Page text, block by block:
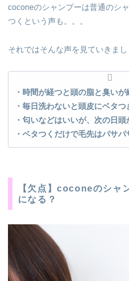
coconeのシャンプーは普通のシ
つくという声も。。。
それではそんな声を見ていきまし
・時間が経つと頭の脂と臭い
・ 毎日洗わないと頭皮にベタつ
・匂いなどはいいが、次の日頭
・ベタつくだけで毛先はパサ
【欠点】coconeのシャ
になる？